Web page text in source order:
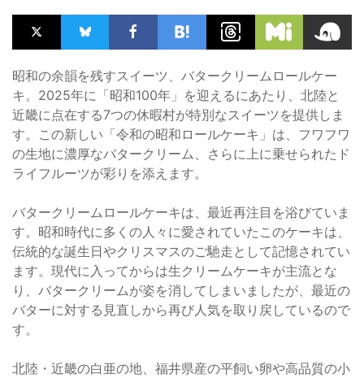
昭和の余韻を残すスイーツ、バタークリームロールケー
キ。2025年に「昭和100年」を迎えるにあたり、北陸と
近畿に点在する7つの休暇村が特別なスイーツを提供しま
す。この新しい「令和の昭和ロールケーキ」は、フワフワ
の生地に濃厚なバタークリーム、さらに上に乗せられたド
ライフルーツが彩りを添えます。
バタークリームロールケーキは、最近再注目を浴びていま
す。昭和時代に多くの人々に愛されていたこのケーキは、
伝統的な誕生日やクリスマスのご馳走として記憶されてい
ます。現代に入ってからは生クリームケーキが主流とな
り、バタークリームが姿を消してしまいましたが、最近の
バターに対する見直しから再び人気を取り戻しているので
す。
北陸・近畿の白亜の地、福井県産の平飼い卵や高品質の小